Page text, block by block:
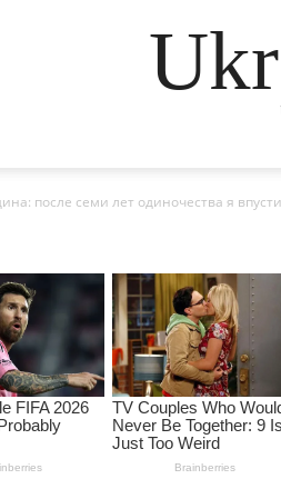
после семи лет одиночества я